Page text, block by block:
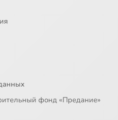
фонд «Предание»